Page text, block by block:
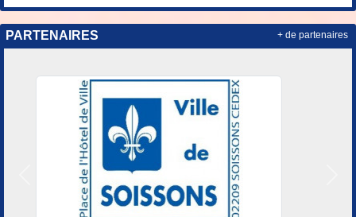
PARTENAIRES
Précedent
+ de partenaires